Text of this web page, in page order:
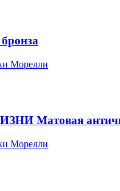
Морелли
Матовая
Морелли